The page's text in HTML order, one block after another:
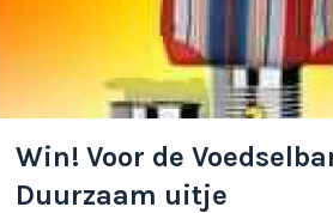
Win! Voor de
Duurzaam uitje